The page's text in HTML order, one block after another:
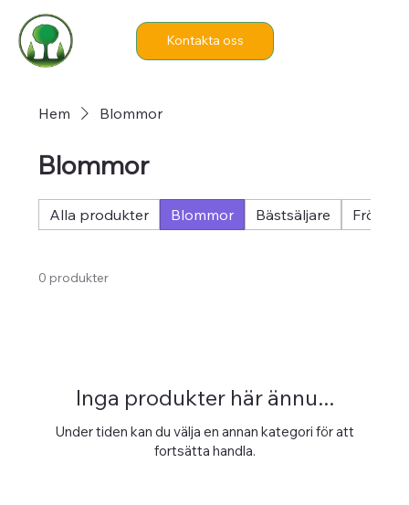
Kontakta oss
Hem Blommor
Blommor
Alla produkter Blommor Bästsäljare Fröer
0 produkter
Inga produkter här ännu...
Under tiden kan du välja en annan kategori för att
fortsätta handla.